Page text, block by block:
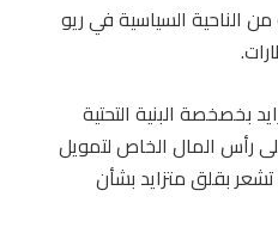
الناحية السياسية في ريو
بخصخصة البنية التحتية
رأس المال الخاص لتمويل
بقلق متزايد بشأن